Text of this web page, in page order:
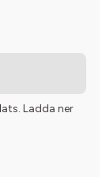
Ladda ner